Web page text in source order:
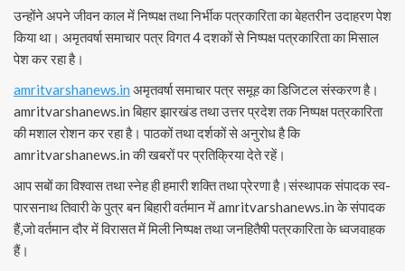
उन्होंने अपने जीवन काल में निष्पक्ष तथा निर्भीक पत्रकारिता का बेहतरीन उदाहरण पेश
किया था। अमृतवर्षा समाचार पत्र विगत 4 दशकों से निष्पक्ष पत्रकारिता का मिसाल
पेश कर रहा है।
amritvarshanews.in अमृतवर्षा समाचार पत्र समूह का डिजिटल संस्करण है।
amritvarshanews.in बिहार झारखंड तथा उत्तर प्रदेश तक निष्पक्ष पत्रकारिता
की मशाल रोशन कर रहा है। पाठकों तथा दर्शकों से अनुरोध है कि
amritvarshanews.in की खबरों पर प्रतिक्रिया देते रहें।
आप सबों का विश्वास तथा स्नेह ही हमारी शक्ति तथा प्रेरणा है।संस्थापक संपादक स्व-
पारसनाथ तिवारी के पुत्र बन बिहारी वर्तमान में amritvarshanews.in के संपादक
हैं,जो वर्तमान दौर में विरासत में मिली निष्पक्ष तथा जनहितैषी पत्रकारिता के ध्वजवाहक
हैं।